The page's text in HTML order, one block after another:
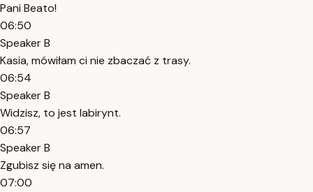
Pani Beato!
06:50
Speaker B
Kasia, mówiłam ci nie zbaczać z trasy.
06:54
Speaker B
Widzisz, to jest labirynt.
06:57
Speaker B
Zgubisz się na amen.
07:00